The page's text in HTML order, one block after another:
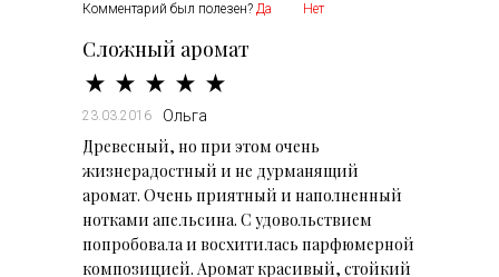
Комментарий был полезен? Да Нет
Сложный аромат
23.03.2016 Ольга
Древесный, но при этом очень
жизнерадостный и не дурманящий
аромат. Очень приятный и наполненный
нотками апельсина. С удовольствием
попробовала и восхитилась парфюмерной
композицией. Аромат красивый, стойкий